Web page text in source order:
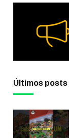
Últimos posts